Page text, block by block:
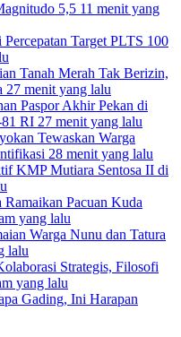
5,5 11 menit yang
Target PLTS 100
Tanah Merah Tak Berizin,
27 menit yang lalu
Paspor Akhir Pekan di
RI 27 menit yang lalu
Tewaskan Warga
28 menit yang lalu
KMP Mutiara Sentosa II di
Ramaikan Pacuan Kuda
yang lalu
Warga Nunu dan Tatura
lalu
Strategis, Filosofi
yang lalu
Gading, Ini Harapan